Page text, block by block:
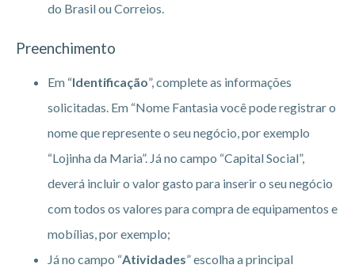
do Brasil ou Correios.
Preenchimento
Em “Identificação”, complete as informações
solicitadas. Em “Nome Fantasia você pode registrar o
nome que represente o seu negócio, por exemplo
“Lojinha da Maria”. Já no campo “Capital Social”,
deverá incluir o valor gasto para inserir o seu negócio
com todos os valores para compra de equipamentos e
mobílias, por exemplo;
Já no campo “Atividades” escolha a principal